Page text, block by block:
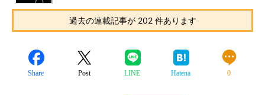
過去の連載記事が 202 件あります
Share Post LINE Hatena 0